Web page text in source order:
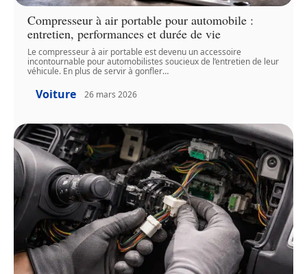
Compresseur à air portable pour automobile :
entretien, performances et durée de vie
Le compresseur à air portable est devenu un accessoire
incontournable pour automobilistes soucieux de l’entretien de leur
véhicule. En plus de servir à gonfler…
Voiture 26 mars 2026